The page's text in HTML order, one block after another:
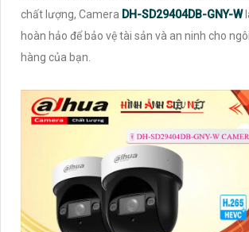
chất lượng, Camera DH-SD29404DB-GNY-W
hoàn hảo để bảo vệ tài sản và an ninh cho
hàng của bạn.